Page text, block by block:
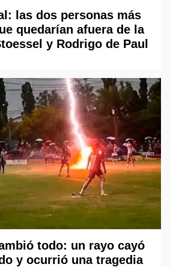
las dos personas más
quedarían afuera de la
y Rodrigo de Paul
todo: un rayo cayó
y ocurrió una tragedia